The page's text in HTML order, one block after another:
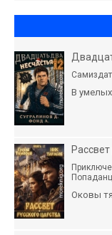
В умелых
Оковы